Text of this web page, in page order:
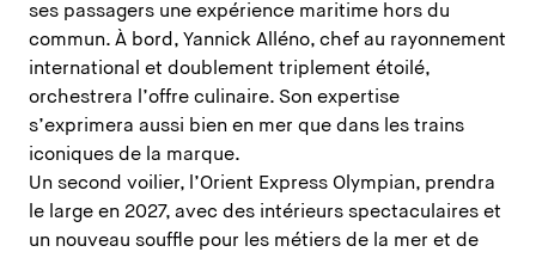
ses passagers une expérience maritime hors du
commun. À bord, Yannick Alléno, chef au rayonnement
international et doublement triplement étoilé,
orchestrera l’offre culinaire. Son expertise
s’exprimera aussi bien en mer que dans les trains
iconiques de la marque.
Un second voilier, l’Orient Express Olympian, prendra
le large en 2027, avec des intérieurs spectaculaires et
un nouveau souffle pour les métiers de la mer et de